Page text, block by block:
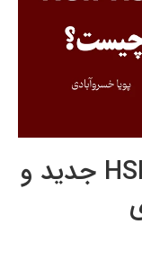
تفاوت سری کتاب‌های HSK جدید و